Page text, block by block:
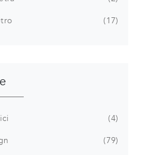
17
4
79